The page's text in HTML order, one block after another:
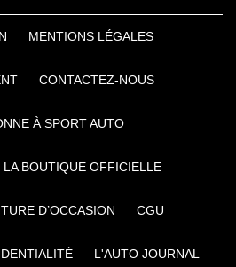
MENTIONS LÉGALES
CONTACTEZ-NOUS
À SPORT AUTO
BOUTIQUE OFFICIELLE
D’OCCASION CGU
L'AUTO JOURNAL